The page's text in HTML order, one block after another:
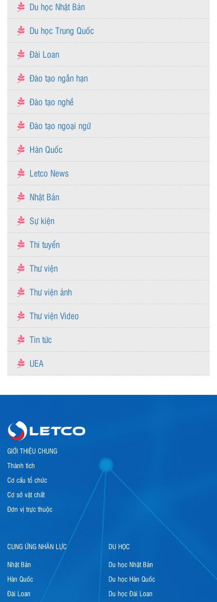
Du học Nhật Bản
Du học Trung Quốc
Đài Loan
Đào tạo ngắn hạn
Đào tạo nghề
Đào tạo ngoại ngữ
Hàn Quốc
Letco News
Nhật Bản
Sự kiện
Thi tuyển
Thư viện
Thư viện ảnh
Thư viện Video
Tin tức
UEA
GIỚI THIỆU CHUNG
Thành tích
Cơ cấu tổ chức
Cơ sở vật chất
Đơn vị trực thuộc
CUNG ỨNG NHÂN LỰC
Nhật Bản
Hàn Quốc
Đài Loan
DU HỌC
Du học Nhật Bản
Du học Hàn Quốc
Du học Đài Loan